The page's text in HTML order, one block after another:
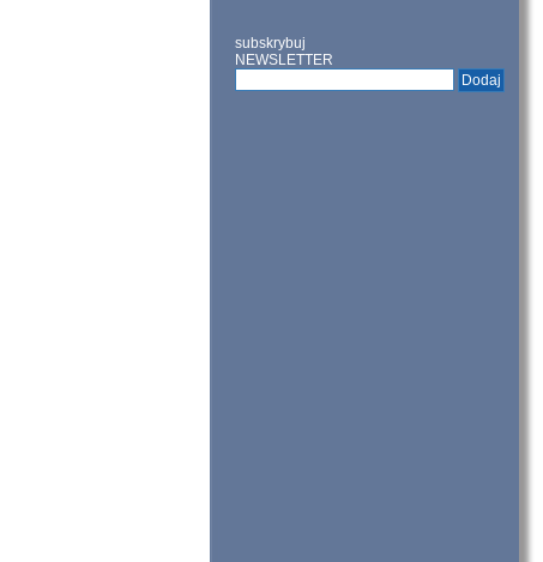
subskrybuj
NEWSLETTER